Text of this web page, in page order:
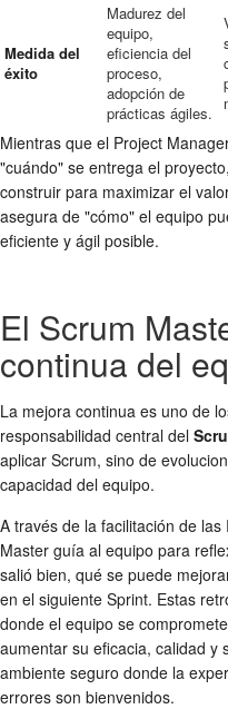
Medida del
éxito
Madurez del
equipo,
eficiencia del
proceso,
adopción de
prácticas ágiles.
Mientras que el Project
"cuándo" se entrega el
construir para maximizar el
asegura de "cómo" el equipo
eficiente y ágil posible.
El Scrum
continua del
La mejora continua es uno de
responsabilidad central del
aplicar Scrum, sino de
capacidad del equipo.
A través de la facilitación de
Master guía al equipo para
salió bien, qué se puede
en el siguiente Sprint. Estas
donde el equipo se
aumentar su eficacia, calidad y
ambiente seguro donde la
errores son bienvenidos.